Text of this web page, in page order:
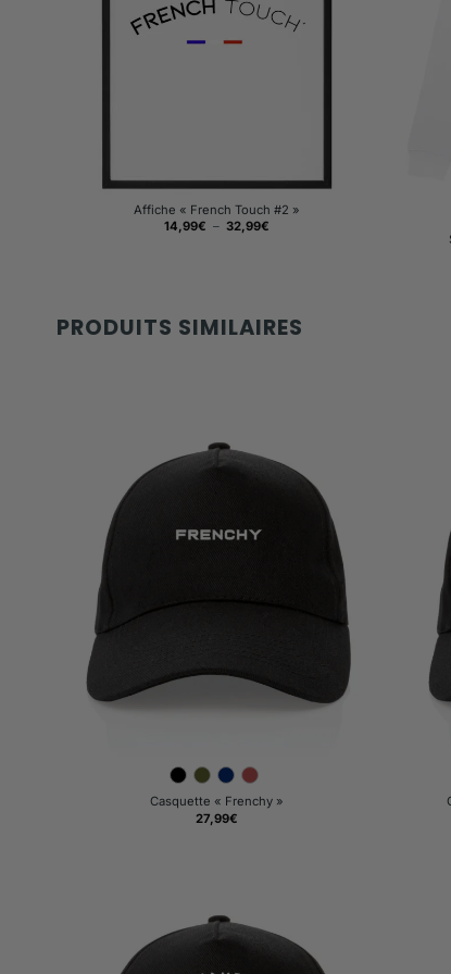
Affiche « French Touch #2 »
14,99€ – 32,99€
PRODUITS SIMILAIRES
Casquette « Frenchy »
27,99€